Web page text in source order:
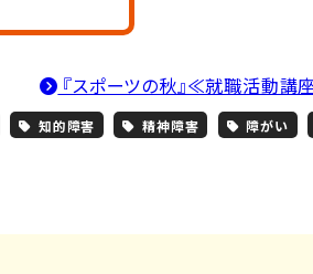
『スポーツの秋』≪就職活動
知的障害 精神障害 障がい